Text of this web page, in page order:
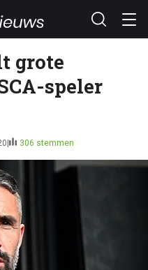
grote
speler
306 stemmen